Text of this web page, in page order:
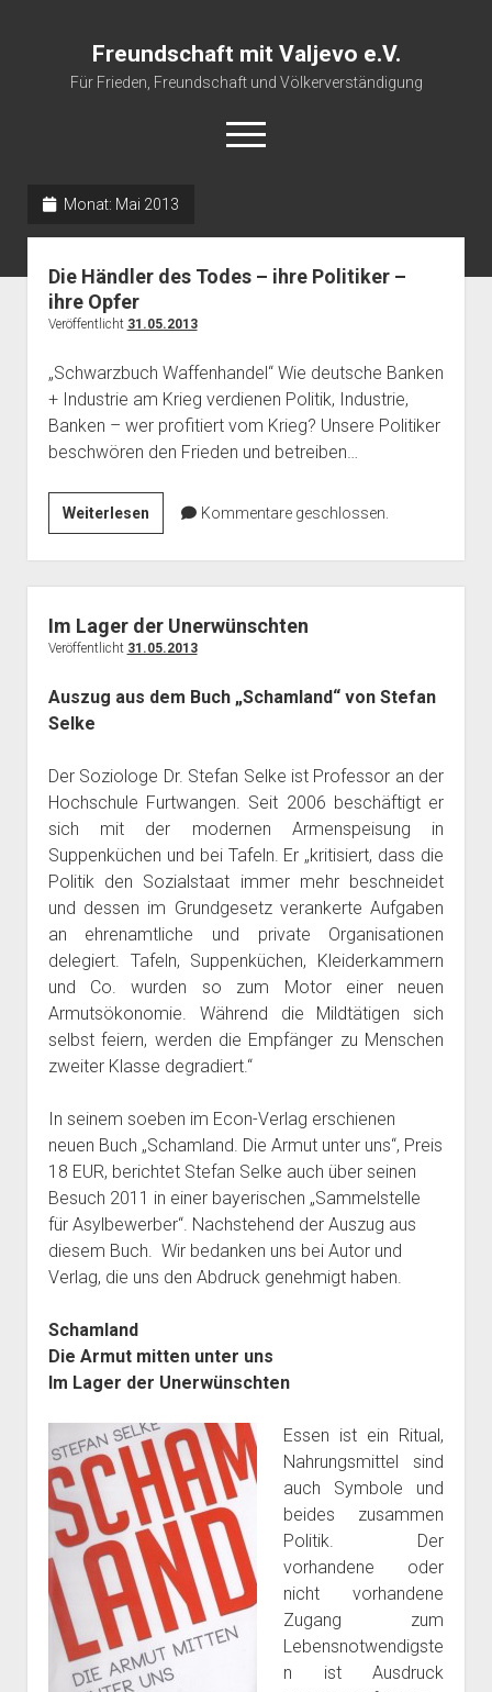
Freundschaft mit Valjevo e.V.
Für Frieden, Freundschaft und Völkerverständigung
open
menu
Monat: Mai 2013
Die Händler des Todes – ihre Politiker –
ihre Opfer
Veröffentlicht 31.05.2013
„Schwarzbuch Waffenhandel“ Wie deutsche Banken
+ Industrie am Krieg verdienen Politik, Industrie,
Banken – wer profitiert vom Krieg? Unsere Politiker
beschwören den Frieden und betreiben…
WeiterlesenDie
Händler
des
Todes
ihre
–
Kommentare geschlossen.
Im Lager der Unerwünschten
Veröffentlicht 31.05.2013
Auszug aus dem Buch „Schamland“ von Stefan
Selke
Der Soziologe Dr. Stefan Selke ist Professor an der
Hochschule Furtwangen. Seit 2006 beschäftigt er
sich mit der modernen Armenspeisung in
Suppenküchen und bei Tafeln. Er „kritisiert, dass die
Politik den Sozialstaat immer mehr beschneidet
und dessen im Grundgesetz verankerte Aufgaben
an ehrenamtliche und private Organisationen
delegiert. Tafeln, Suppenküchen, Kleiderkammern
und Co. wurden so zum Motor einer neuen
Armutsökonomie. Während die Mildtätigen sich
selbst feiern, werden die Empfänger zu Menschen
zweiter Klasse degradiert.“
In seinem soeben im Econ-Verlag erschienen
neuen Buch „Schamland. Die Armut unter uns“, Preis
18 EUR, berichtet Stefan Selke auch über seinen
Besuch 2011 in einer bayerischen „Sammelstelle
für Asylbewerber“. Nachstehend der Auszug aus
diesem Buch. Wir bedanken uns bei Autor und
Verlag, die uns den Abdruck genehmigt haben.
Schamland
Die Armut mitten unter uns
Im Lager der Unerwünschten
Essen ist ein Ritual,
Nahrungsmittel sind
auch Symbole und
beides zusammen
Politik. Der
vorhandene oder
nicht vorhandene
Zugang zum
Lebensnotwendigste
n ist Ausdruck